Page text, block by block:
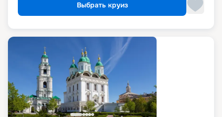
Выбрать круиз